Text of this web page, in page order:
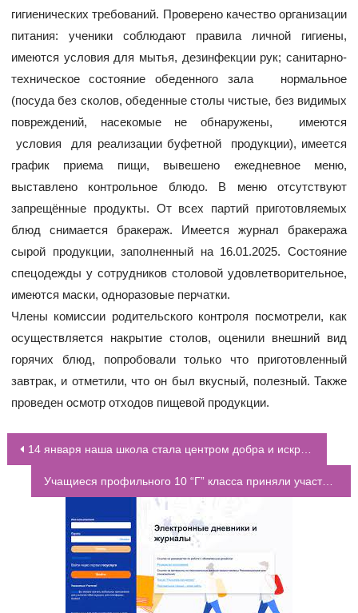
гигиенических требований. Проверено качество организации
питания: ученики соблюдают правила личной гигиены,
имеются условия для мытья, дезинфекции рук; санитарно-
техническое состояние обеденного зала нормальное
(посуда без сколов, обеденные столы чистые, без видимых
повреждений, насекомые не обнаружены, имеются
условия для реализации буфетной продукции), имеется
график приема пищи, вывешено ежедневное меню,
выставлено контрольное блюдо. В меню отсутствуют
запрещённые продукты. От всех партий приготовляемых
блюд снимается бракераж. Имеется журнал бракеража
сырой продукции, заполненный на 16.01.2025. Состояние
спецодежды у сотрудников столовой удовлетворительное,
имеются маски, одноразовые перчатки.
Члены комиссии родительского контроля посмотрели, как
осуществляется накрытие столов, оценили внешний вид
горячих блюд, попробовали только что приготовленный
завтрак, и отметили, что он был вкусный, полезный. Также
проведен осмотр отходов пищевой продукции.
НАВИГАЦИЯ ПО ЗАПИСЯМ
14 января наша школа стала центром добра и искренности благодаря акции «День спасибо»
Учащиеся профильного 10 “Г” класса приняли участие в 1 этапе Всероссийской естественнонаучной Олимпиаде “РОССИЙСКАЯ ШКОЛА ФАРМАЦЕВТОВ”